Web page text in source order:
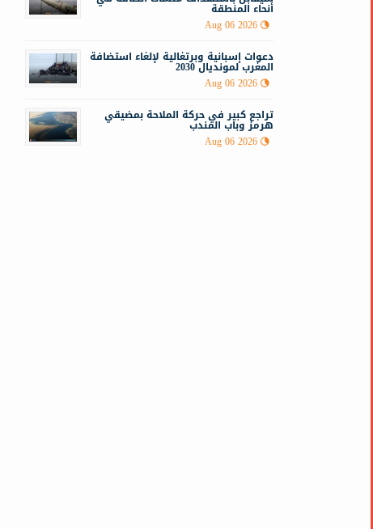
أنحاء المنطقة
Aug 06 2026
دعوات إسبانية وبرتغالية لإلغاء استضافة
المغرب لمونديال 2030
Aug 06 2026
تراجع كبير في حركة الملاحة بمضيقي
هرمز وباب المندب
Aug 06 2026